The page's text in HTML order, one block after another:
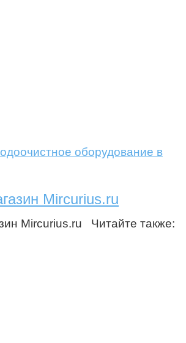
оборудование в
Mircurius.ru
Mircurius.ru Читайте также: